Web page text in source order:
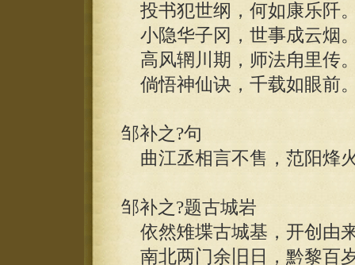
投书犯世纲，何如康乐阡
小隐华子冈，世事成云烟
高风辋川期，师法甪里传
倘悟神仙诀，千载如眼前
邹补之?句
曲江丞相言不售，范阳烽
邹补之?题古城岩
依然雉堞古城基，开创由
南北两门余旧日，黔黎百